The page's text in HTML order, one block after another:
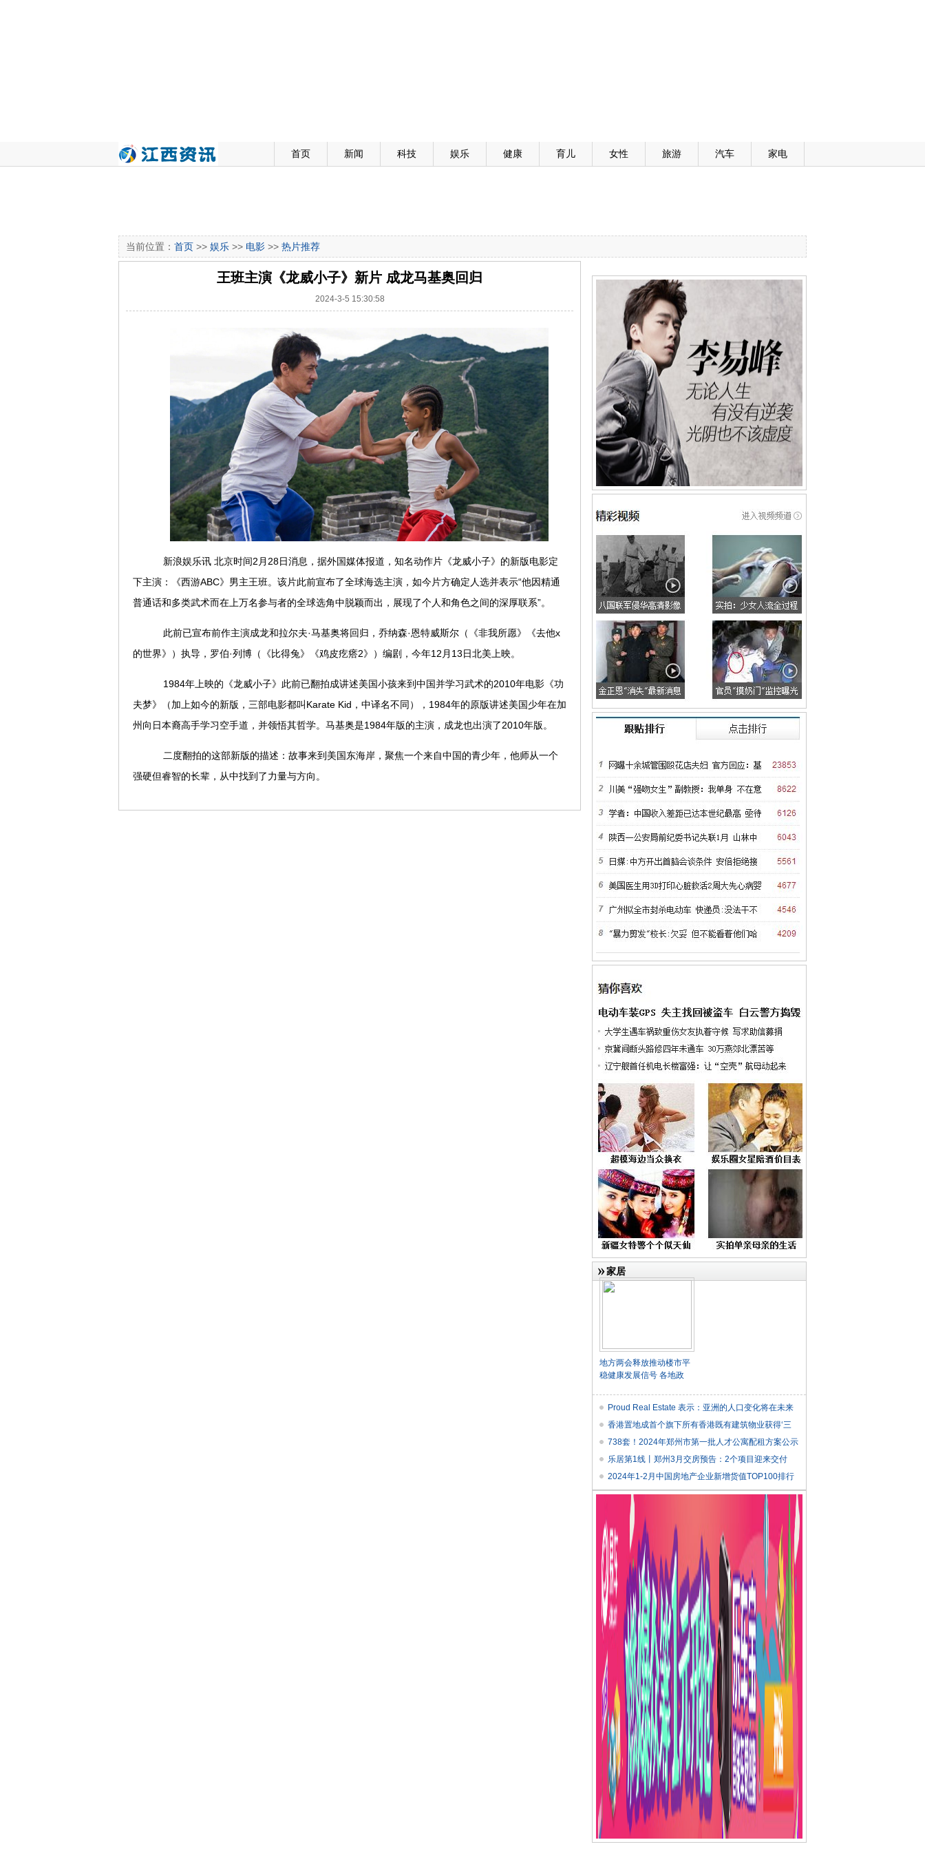
首页 新闻 科技 娱乐 健康 育儿 女性 旅游 汽车 家电
当前位置： 首页 >> 娱乐 >> 电影 >> 热片推荐
王班主演《龙威小子》新片 成龙马基奥回归
2024-3-5 15:30:58
新浪娱乐讯 北京时间2月28日消息，据外国媒体报道，知名动作片《龙威小子》的新版电影定
下主演：《西游ABC》男主王班。该片此前宣布了全球海选主演，如今片方确定人选并表示“他因精通
普通话和多类武术而在上万名参与者的全球选角中脱颖而出，展现了个人和角色之间的深厚联系”。
此前已宣布前作主演成龙和拉尔夫·马基奥将回归，乔纳森·恩特威斯尔（《非我所愿》《去他x
的世界》）执导，罗伯·列博（《比得兔》《鸡皮疙瘩2》）编剧，今年12月13日北美上映。
1984年上映的《龙威小子》此前已翻拍成讲述美国小孩来到中国并学习武术的2010年电影《功
夫梦》（加上如今的新版，三部电影都叫Karate Kid，中译名不同），1984年的原版讲述美国少年在加
州向日本裔高手学习空手道，并领悟其哲学。马基奥是1984年版的主演，成龙也出演了2010年版。
二度翻拍的这部新版的描述：故事来到美国东海岸，聚焦一个来自中国的青少年，他师从一个
强硬但睿智的长辈，从中找到了力量与方向。
家居
地方两会释放推动楼市平
稳健康发展信号 各地政
Proud Real Estate 表示：亚洲的人口变化将在未来
香港置地成首个旗下所有香港既有建筑物业获得‘三
738套！2024年郑州市第一批人才公寓配租方案公示
乐居第1线丨郑州3月交房预告：2个项目迎来交付
2024年1-2月中国房地产企业新增货值TOP100排行
榜